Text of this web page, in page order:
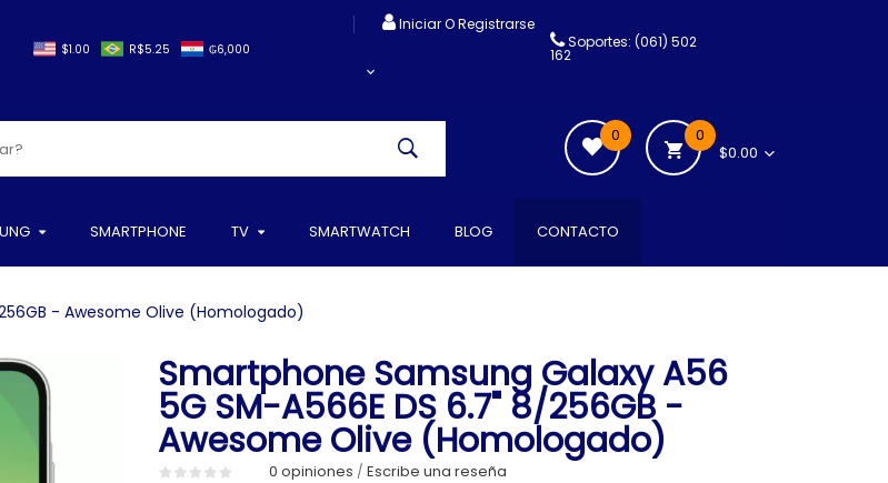
$1.00 ₲6,000
R$5.25
Iniciar O Registrarse
Soportes: (061) 502
162
0
$0.00
0
SMARTPHONE TV SMARTWATCH BLOG CONTACTO
- Awesome Olive (Homologado)
Smartphone Samsung Galaxy A56
5G SM-A566E DS 6.7" 8/256GB -
Awesome Olive (Homologado)
0 opiniones / Escribe una reseña